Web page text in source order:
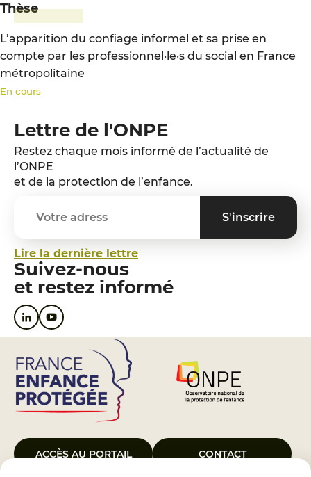
Thèse
L’apparition du confiage informel et sa prise en
compte par les professionnel·le·s du social en France
métropolitaine
En cours
Lettre de l'ONPE
Restez chaque mois informé de l’actualité de
l’ONPE
et de la protection de l’enfance.
Lire la dernière lettre
Suivez-nous
et restez informé
ACCÈS AU PORTAIL CONTACT